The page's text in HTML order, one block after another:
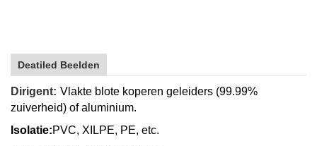
Deatiled Beelden
Dirigent: Vlakte blote koperen geleiders (99.99%
zuiverheid) of aluminium.
Isolatie:PVC, XILPE, PE, etc.